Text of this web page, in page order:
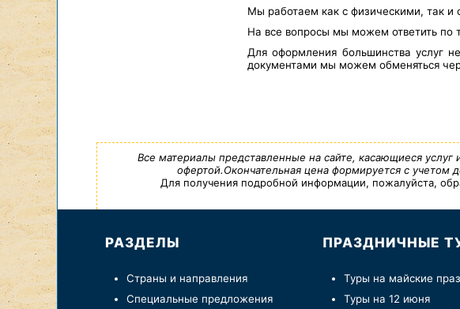
Мы работаем как с физическими, так
На все вопросы мы можем ответить по
Для оформления большинства услуг
документами мы можем обменяться
Все материалы представленные на сайте, касающиеся
офертой.Окончательная цена формируется с учетом
Для получения подробной информации, пожалуйста,
РАЗДЕЛЫ
Страны и направления
Специальные предложения
ПРАЗДНИЧНЫЕ
Туры на майские
Туры на 12 июня